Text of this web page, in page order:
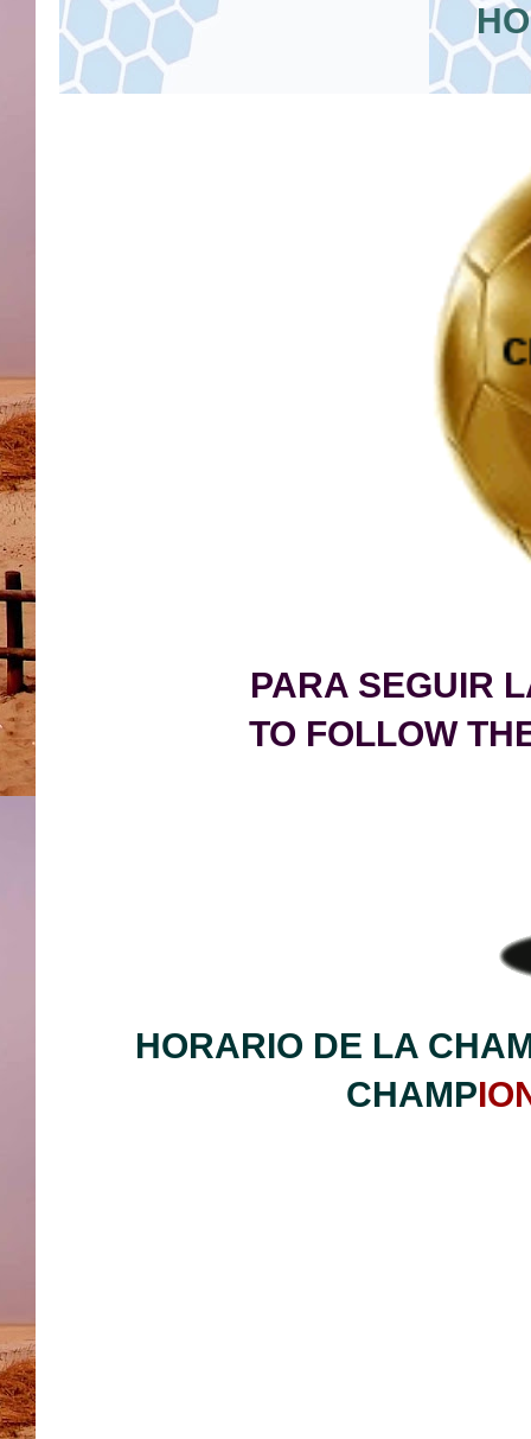
PARA SEGUIR
TO FOLLOW
HORARIO DE LA
CHAMP